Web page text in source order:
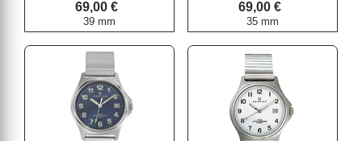
69,00 €
39 mm
69,00 €
35 mm